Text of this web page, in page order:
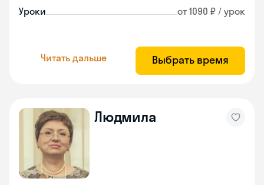
Уроки от 1090 ₽ / урок
Читать дальше Выбрать время
Людмила